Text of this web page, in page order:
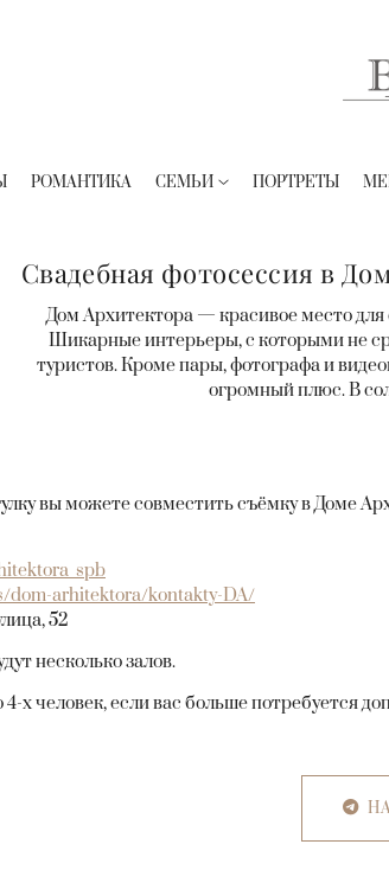
РОМАНТИКА СЕМЬИ ПОРТРЕТЫ
Свадебная фотосессия в
Дом Архитектора — красивое место
Шикарные интерьеры, с которыми не
туристов. Кроме пары, фотографа и
огромный плюс. В
вы можете совместить съёмку в Доме
dom-arhitektora/kontakty-DA/
52
несколько залов.
х человек, если вас больше потребуется